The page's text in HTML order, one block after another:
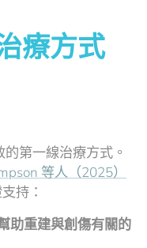
療方式
第一線治療方式。
等人（2025）
持：
助重建與創傷有關的